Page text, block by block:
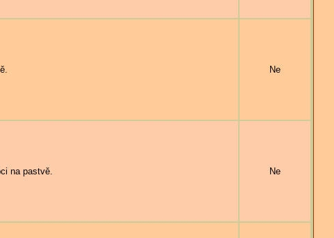
Ne
na pastvě. Ne